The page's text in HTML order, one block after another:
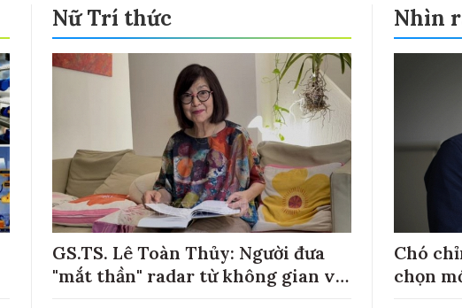
Nữ Trí thức
GS.TS. Lê Toàn Thủy: Người đưa
"mắt thần" radar từ không gian về
Nhìn
Chó
chọn